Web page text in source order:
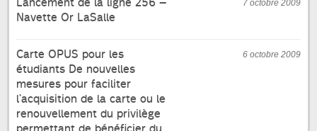
7 octobre 2009
Navette Or LaSalle
6 octobre 2009
Carte OPUS pour les
étudiants De nouvelles
mesures pour faciliter
l’acquisition de la carte ou le
renouvellement du privilège